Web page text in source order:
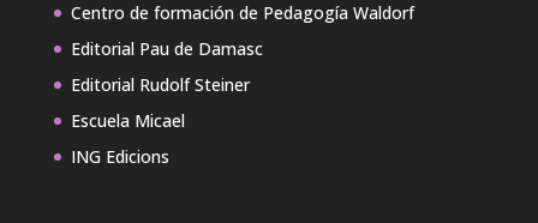
Centro de formación de Pedagogía Waldorf
Editorial Pau de Damasc
Editorial Rudolf Steiner
Escuela Micael
ING Edicions